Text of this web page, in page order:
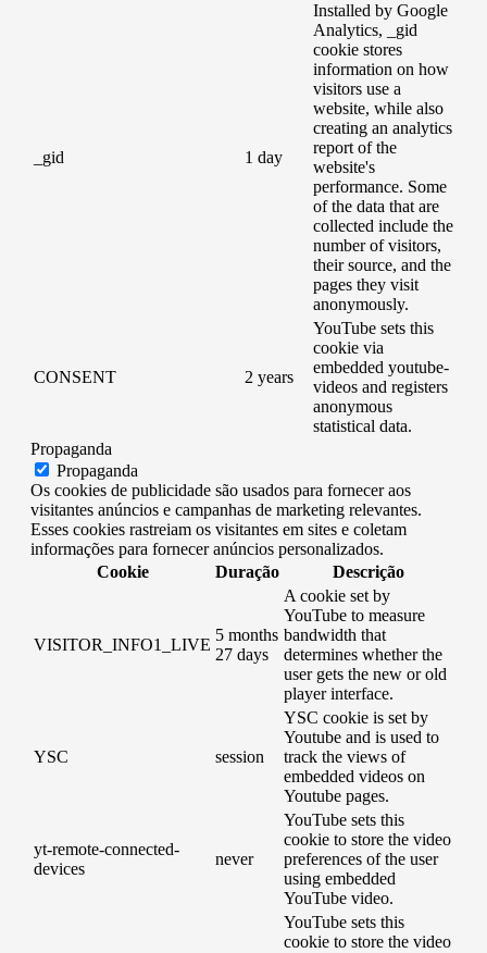
_gid 1 day
Installed by Google
Analytics, _gid
cookie stores
information on how
visitors use a
website, while also
creating an analytics
report of the
website's
performance. Some
of the data that are
collected include the
number of visitors,
their source, and the
pages they visit
anonymously.
CONSENT 2 years
YouTube sets this
cookie via
embedded youtube-
videos and registers
anonymous
statistical data.
Propaganda
Propaganda
Os cookies de publicidade são usados ​​para fornecer aos
visitantes anúncios e campanhas de marketing relevantes.
Esses cookies rastreiam os visitantes em sites e coletam
informações para fornecer anúncios personalizados.
Cookie
Duração Descrição
VISITOR_INFO1_LIVE
5 months
27 days
A cookie set by
YouTube to measure
bandwidth that
determines whether the
user gets the new or old
player interface.
YSC session
YSC cookie is set by
Youtube and is used to
track the views of
embedded videos on
Youtube pages.
yt-remote-connected-
devices
never
YouTube sets this
cookie to store the video
preferences of the user
using embedded
YouTube video.
YouTube sets this
cookie to store the video